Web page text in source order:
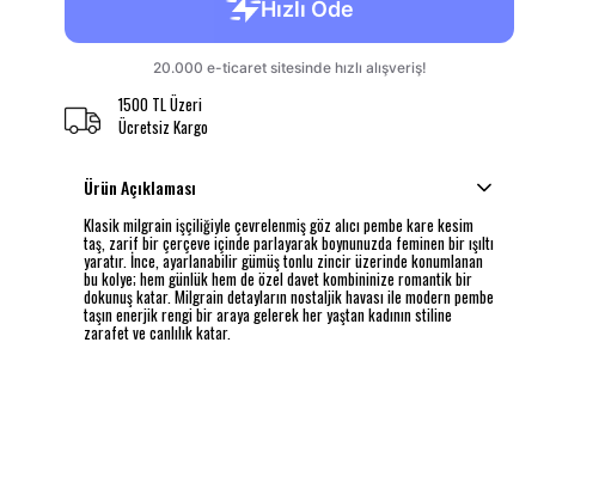
1500 TL Üzeri
Ücretsiz Kargo
Ürün Açıklaması
Klasik milgrain işçiliğiyle çevrelenmiş göz alıcı pembe kare kesim
taş, zarif bir çerçeve içinde parlayarak boynunuzda feminen bir ışıltı
yaratır. İnce, ayarlanabilir gümüş tonlu zincir üzerinde konumlanan
bu kolye; hem günlük hem de özel davet kombininize romantik bir
dokunuş katar. Milgrain detayların nostaljik havası ile modern pembe
taşın enerjik rengi bir araya gelerek her yaştan kadının stiline
zarafet ve canlılık katar.